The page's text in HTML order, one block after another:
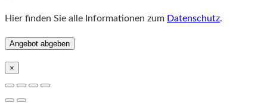
Hier finden Sie alle Informationen zum Datenschutz.
×